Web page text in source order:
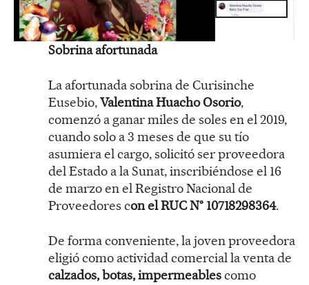
Sobrina afortunada
La afortunada sobrina de Curisinche
Eusebio,Valentina Huacho Osorio,
comenzó a ganar miles de soles en el 2019,
cuando solo a 3 meses de que su tío
asumiera el cargo, solicitó ser proveedora
del Estado a la Sunat, inscribiéndose el 16
de marzo en el Registro Nacional de
Proveedores con el RUC N° 10718298364.
De forma conveniente, la joven proveedora
eligió como actividad comercial la venta de
calzados, botas, impermeablescomo